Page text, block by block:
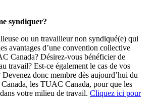
syndiquer?
ou un travailleur non syndiqué(e) qui
avantages d’une convention collective
Canada? Désirez-vous bénéficier de
travail? Est-ce également le cas de vos
donc membre dès aujourd’hui du
les TUAC Canada, pour que les
votre milieu de travail. Cliquez ici pour